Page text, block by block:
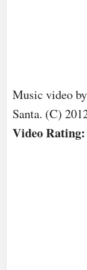
Music video
Santa. (C)
Video